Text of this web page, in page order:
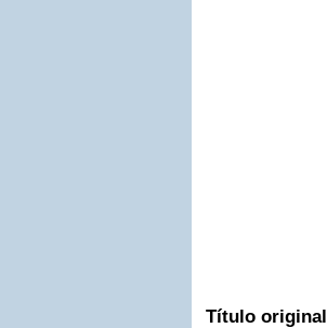
Título original